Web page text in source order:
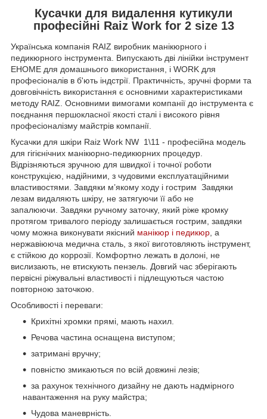
Кусачки для видалення кутикули
професійні Raiz Work for 2 size 13
Українська компанія RAIZ виробник манікюрного і
педикюрного інструмента. Випускають дві лінійки інструмент
EHOME для домашнього використання, і WORK для
професіоналів в б'ють індстрії. Практичність, зручні форми та
довговічність використання є основними характеристиками
методу RAIZ. Основними вимогами компанії до інструмента є
поєднання першокласної якості сталі і високого рівня
професіоналізму майстрів компанії.
Кусачки для шкіри Raiz Work NW 1\11 - професійна модель
для гігієнічних манікюрно-педикюрних процедур.
Відрізняються зручною для швидкої і точної роботи
конструкцією, надійними, з чудовими експлуатаційними
властивостями. Завдяки м’якому ходу і гострим Завдяки
лезам видаляють шкіру, не затягуючи її або не
запалюючи. Завдяки ручному заточку, який ріже кромку
протягом тривалого періоду залишається гострим, завдяки
чому можна виконувати якісний манікюр і педикюр, а
нержавіююча медична сталь, з якої виготовляють інструмент,
є стійкою до коррозії. Комфортно лежать в долоні, не
вислизають, не втискують пензель. Довгий час зберігають
первісні ріжувальні властивості і підлещуються частою
повторною заточкою.
Особливості і переваги:
Крихітні хромки прямі, мають нахил.
Речова частина оснащена виступом;
затримані вручну;
повністю змикаються по всій довжині лезів;
за рахунок технічного дизайну не дають надмірного
навантаження на руку майстра;
Чудова маневрність.